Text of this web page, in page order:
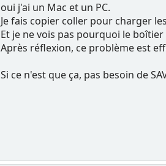
oui j'ai un Mac et un PC.
Je fais copier coller pour charger
Et je ne vois pas pourquoi le
Après réflexion, ce problème est
Si ce n'est que ça, pas besoin de